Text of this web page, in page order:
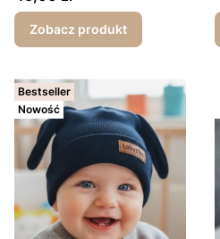
wiosna/jesień
Zobacz produkt
Bestseller
Nowość